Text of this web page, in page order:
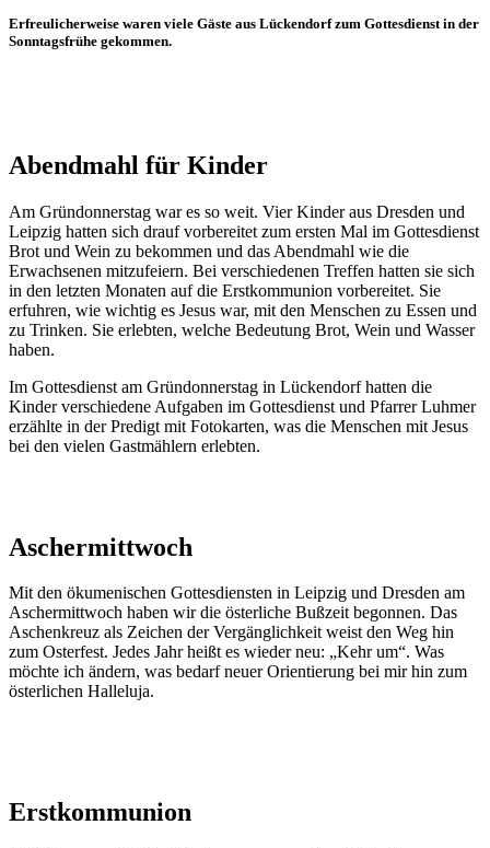
Erfreulicherweise waren viele Gäste aus Lückendorf zum Gottesdienst in der
Sonntagsfrühe gekommen.
Abendmahl für Kinder
Am Gründonnerstag war es so weit. Vier Kinder aus Dresden und
Leipzig hatten sich drauf vorbereitet zum ersten Mal im Gottesdienst
Brot und Wein zu bekommen und das Abendmahl wie die
Erwachsenen mitzufeiern. Bei verschiedenen Treffen hatten sie sich
in den letzten Monaten auf die Erstkommunion vorbereitet. Sie
erfuhren, wie wichtig es Jesus war, mit den Menschen zu Essen und
zu Trinken. Sie erlebten, welche Bedeutung Brot, Wein und Wasser
haben.
Im Gottesdienst am Gründonnerstag in Lückendorf hatten die
Kinder verschiedene Aufgaben im Gottesdienst und Pfarrer Luhmer
erzählte in der Predigt mit Fotokarten, was die Menschen mit Jesus
bei den vielen Gastmählern erlebten.
Aschermittwoch
Mit den ökumenischen Gottesdiensten in Leipzig und Dresden am
Aschermittwoch haben wir die österliche Bußzeit begonnen. Das
Aschenkreuz als Zeichen der Vergänglichkeit weist den Weg hin
zum Osterfest. Jedes Jahr heißt es wieder neu: „Kehr um“. Was
möchte ich ändern, was bedarf neuer Orientierung bei mir hin zum
österlichen Halleluja.
Erstkommunion